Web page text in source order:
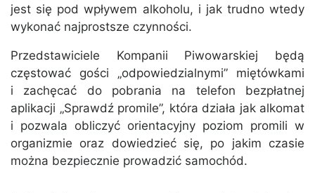
jest się pod wpływem alkoholu, i jak trudno wtedy
wykonać najprostsze czynności.
Przedstawiciele Kompanii Piwowarskiej będą
częstować gości „odpowiedzialnymi” miętówkami
i zachęcać do pobrania na telefon bezpłatnej
aplikacji „Sprawdź promile”, która działa jak alkomat
i pozwala obliczyć orientacyjny poziom promili w
organizmie oraz dowiedzieć się, po jakim czasie
można bezpiecznie prowadzić samochód.